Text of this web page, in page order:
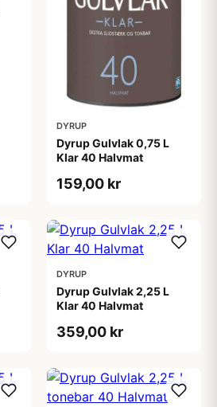
DYRUP
Dyrup Gulvlak 0,75 L
Klar 40 Halvmat
159,00 kr
DYRUP
Dyrup Gulvlak 2,25 L
Klar 40 Halvmat
359,00 kr